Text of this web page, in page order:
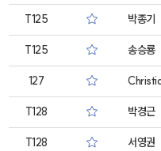
T125 박종기
T125 송승룡
127
T128 박경근
T128 서영권